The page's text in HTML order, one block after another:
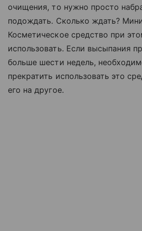
очищения, то нужно просто
подождать. Сколько ждать?
Косметическое средство при
использовать. Если высыпания
больше шести недель,
прекратить использовать это
его на другое.